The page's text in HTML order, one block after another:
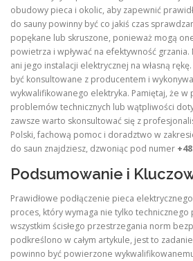
obudowy pieca i okolic, aby zapewnić
do sauny powinny być co jakiś czas
popękane lub skruszone, ponieważ mogą
powietrza i wpływać na efektywność
ani jego instalacji elektrycznej na własną
być konsultowane z producentem i
wykwalifikowanego elektryka. Pamiętaj, że w
problemów technicznych lub wątpliwości
zawsze warto skonsultować się z
Polski, fachową pomoc i doradztwo w
do saun znajdziesz, dzwoniąc pod numer
Podsumowanie i
Prawidłowe podłączenie pieca
proces, który wymaga nie tylko
wszystkim ścisłego przestrzegania norm
podkreślono w całym artykule, jest to
powinno być powierzone